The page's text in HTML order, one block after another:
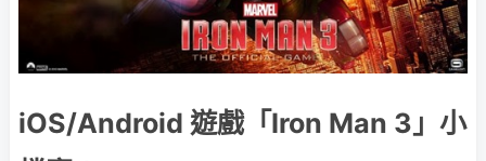
iOS/Android 遊戲「Iron Man 3」小